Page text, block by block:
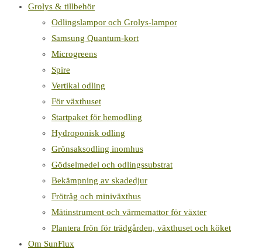
Grolys & tillbehör
Odlingslampor och Grolys-lampor
Samsung Quantum-kort
Microgreens
Spire
Vertikal odling
För växthuset
Startpaket för hemodling
Hydroponisk odling
Grönsaksodling inomhus
Gödselmedel och odlingssubstrat
Bekämpning av skadedjur
Frötråg och miniväxthus
Mätinstrument och värmemattor för växter
Plantera frön för trädgården, växthuset och köket
Om SunFlux